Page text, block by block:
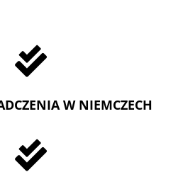

W NIEMCZECH
